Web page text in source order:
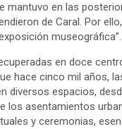
mantuvo en las
de Caral. Por
museográfica”.
en doce
hace cinco mil años,
diversos espacios,
los asentamientos
y ceremonias,